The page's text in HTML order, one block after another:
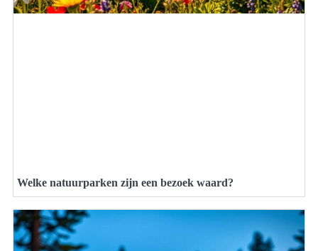
Welke natuurparken zijn een bezoek waard?